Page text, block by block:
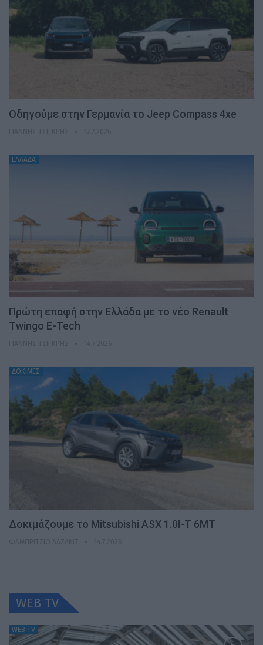
Οδηγούμε στην Γερμανία το Jeep Compass 4xe
ΕΛΛΑΔΑ
Πρώτη επαφή στην Ελλάδα με το νέο Renault
Twingo E-Tech
ΔΟΚΙΜΕΣ
Δοκιμάζουμε το Mitsubishi ASX 1.0l-T 6MT
WEB TV
WEB TV